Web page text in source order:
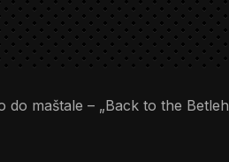
maštale – „Back to the